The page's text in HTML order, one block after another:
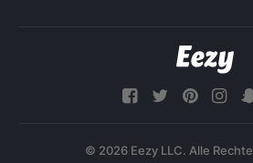
© 2026 Eezy LLC. Alle